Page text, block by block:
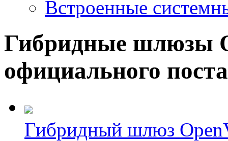
Встроенные
Гибридные шлюзы
официального
Гибридный шлюз